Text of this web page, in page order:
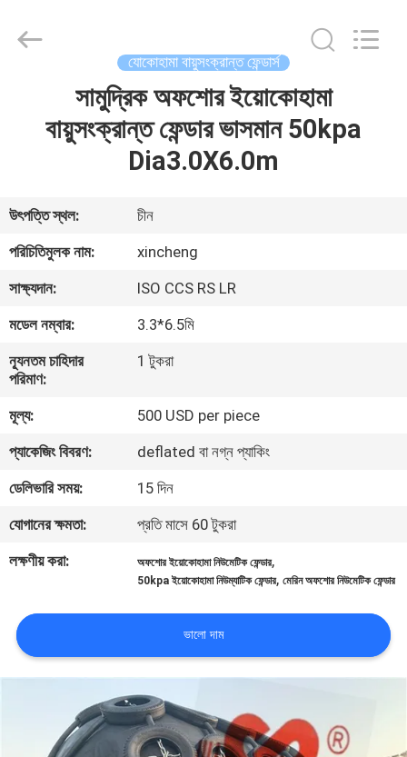
VR
প্রদর্শন
আমাদের
সম্পর্কে
ভ্রমণ
মান
নিয়ন্ত্রণ
যোগাযোগ
করুন
খবর
Products
যোকোহামা বায়ুসংক্রান্ত ফেন্ডার্স
সামুদ্রিক অফশোর ইয়োকোহামা
বায়ুসংক্রান্ত ফেন্ডার ভাসমান 50kpa
Dia3.0X6.0m
উৎপত্তি স্থল:
চীন
পরিচিতিমুলক নাম:
xincheng
সাক্ষ্যদান:
ISO CCS RS LR
মডেল নম্বার:
3.3*6.5মি
ন্যূনতম চাহিদার
পরিমাণ:
1 টুকরা
মূল্য:
500 USD per piece
প্যাকেজিং বিবরণ:
deflated বা নগ্ন প্যাকিং
ডেলিভারি সময়:
15 দিন
যোগানের ক্ষমতা:
প্রতি মাসে 60 টুকরা
লক্ষণীয় করা:
অফশোর ইয়োকোহামা নিউমেটিক ফেন্ডার,
50kpa ইয়োকোহামা নিউম্যাটিক ফেন্ডার,মেরিন অফশোর নিউমেটিক ফেন্ডার
ভালো দাম